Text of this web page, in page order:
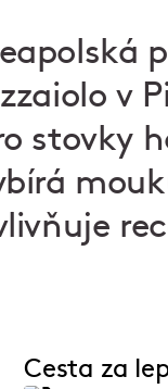
v
stovky
Cesta za